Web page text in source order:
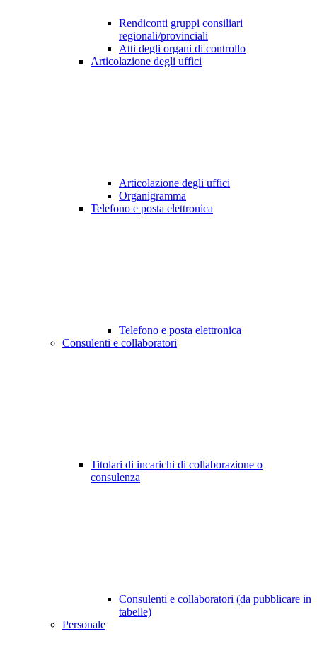
Rendiconti gruppi consiliari
regionali/provinciali
Atti degli organi di controllo
Articolazione degli uffici
Articolazione degli uffici
Organigramma
Telefono e posta elettronica
Telefono e posta elettronica
Consulenti e collaboratori
Titolari di incarichi di collaborazione o
consulenza
Consulenti e collaboratori (da pubblicare in
tabelle)
Personale